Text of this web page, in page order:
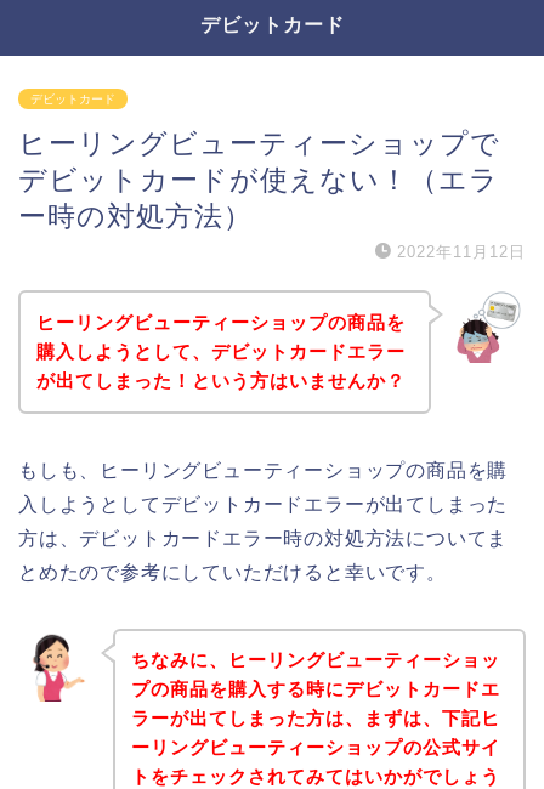
デビットカード
デビットカード
ヒーリングビューティーショップで
デビットカードが使えない！（エラ
ー時の対処方法）
2022年11月12日
ヒーリングビューティーショップの商品を
購入しようとして、デビットカードエラー
が出てしまった！という方はいませんか？
もしも、ヒーリングビューティーショップの商品を購
入しようとしてデビットカードエラーが出てしまった
方は、デビットカードエラー時の対処方法についてま
とめたので参考にしていただけると幸いです。
ちなみに、ヒーリングビューティーショッ
プの商品を購入する時にデビットカードエ
ラーが出てしまった方は、まずは、下記ヒ
ーリングビューティーショップの公式サイ
トをチェックされてみてはいかがでしょう